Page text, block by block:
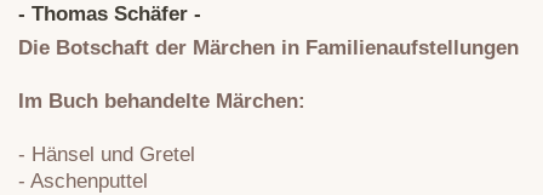
- Thomas Schäfer -
Die Botschaft der Märchen in Familienaufstellungen
Im Buch behandelte Märchen:
- Hänsel und Gretel
- Aschenputtel